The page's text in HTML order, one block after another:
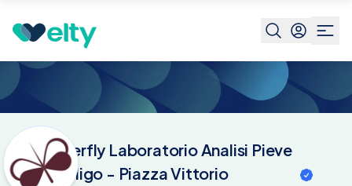
Pieve Di Soligo - Piazza
Butterfly Laboratorio Analisi Pieve
Di Soligo - Piazza Vittorio